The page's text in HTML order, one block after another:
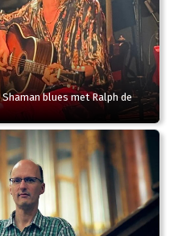
blues met Ralph de